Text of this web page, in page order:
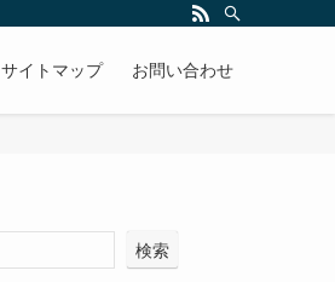
サイトマップ お問い合わせ
検索